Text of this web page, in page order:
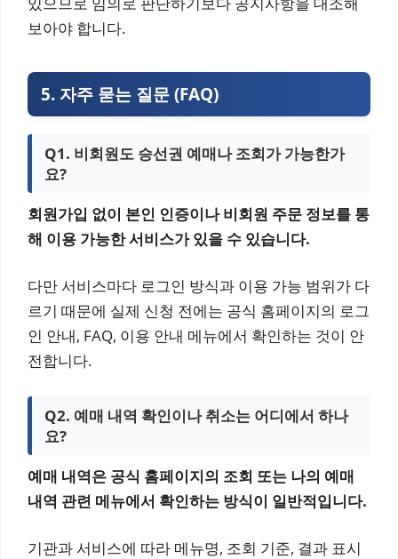
보아야 합니다.
5. 자주 묻는 질문 (FAQ)
Q1. 비회원도 승선권 예매나 조회가 가능한가
요?
회원가입 없이 본인 인증이나 비회원 주문 정보를 통
해 이용 가능한 서비스가 있을 수 있습니다.
다만 서비스마다 로그인 방식과 이용 가능 범위가 다
르기 때문에 실제 신청 전에는 공식 홈페이지의 로그
인 안내, FAQ, 이용 안내 메뉴에서 확인하는 것이 안
전합니다.
Q2. 예매 내역 확인이나 취소는 어디에서 하나
요?
예매 내역은 공식 홈페이지의 조회 또는 나의 예매
내역 관련 메뉴에서 확인하는 방식이 일반적입니다.
기관과 서비스에 따라 메뉴명, 조회 기준, 결과 표시